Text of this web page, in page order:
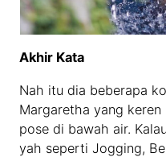
Akhir Kata
Nah itu dia beberapa
Margaretha yang keren
pose di bawah air.
yah seperti Jogging,